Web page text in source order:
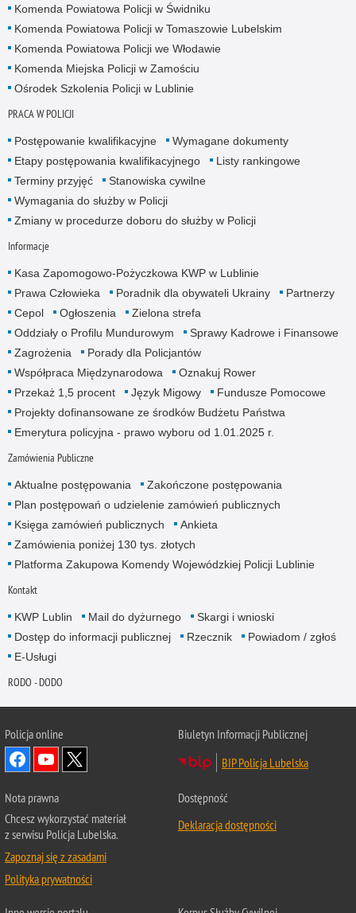
Komenda Powiatowa Policji w Świdniku
Komenda Powiatowa Policji w Tomaszowie Lubelskim
Komenda Powiatowa Policji we Włodawie
Komenda Miejska Policji w Zamościu
Ośrodek Szkolenia Policji w Lublinie
PRACA W POLICJI
Postępowanie kwalifikacyjne
Wymagane dokumenty
Etapy postępowania kwalifikacyjnego
Listy rankingowe
Terminy przyjęć
Stanowiska cywilne
Wymagania do służby w Policji
Zmiany w procedurze doboru do służby w Policji
Informacje
Kasa Zapomogowo-Pożyczkowa KWP w Lublinie
Prawa Człowieka
Poradnik dla obywateli Ukrainy
Partnerzy
Cepol
Ogłoszenia
Zielona strefa
Oddziały o Profilu Mundurowym
Sprawy Kadrowe i Finansowe
Zagrożenia
Porady dla Policjantów
Współpraca Międzynarodowa
Oznakuj Rower
Przekaż 1,5 procent
Język Migowy
Fundusze Pomocowe
Projekty dofinansowane ze środków Budżetu Państwa
Emerytura policyjna - prawo wyboru od 1.01.2025 r.
Zamówienia Publiczne
Aktualne postępowania
Zakończone postępowania
Plan postępowań o udzielenie zamówień publicznych
Księga zamówień publicznych
Ankieta
Zamówienia poniżej 130 tys. złotych
Platforma Zakupowa Komendy Wojewódzkiej Policji Lublinie
Kontakt
KWP Lublin Mail do dyżurnego
Skargi i wnioski
Dostęp do informacji publicznej
Rzecznik
Powiadom / zgłoś
E-Usługi
RODO - DODO
Policja online
Biuletyn Informacji Publicznej
BIP Policja Lubelska
Nota prawna
Chcesz wykorzystać materiał
z serwisu Policja Lubelska.
Zapoznaj się z zasadami
Polityka prywatności
Dostępność
Deklaracja dostępności